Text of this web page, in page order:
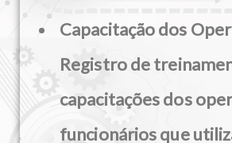
Capacitação dos
Registro de
capacitações dos
funcionários que